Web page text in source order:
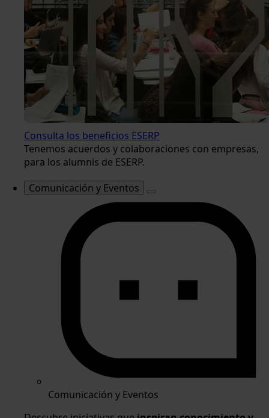
Consulta los beneficios ESERP
Tenemos acuerdos y colaboraciones con empresas,
para los alumnis de ESERP.
Comunicación y Eventos
Comunicación y Eventos